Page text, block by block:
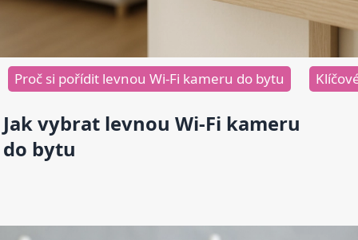
Proč si pořídit levnou Wi-Fi kameru do bytu
Jak vybrat levnou Wi-Fi kameru
do bytu